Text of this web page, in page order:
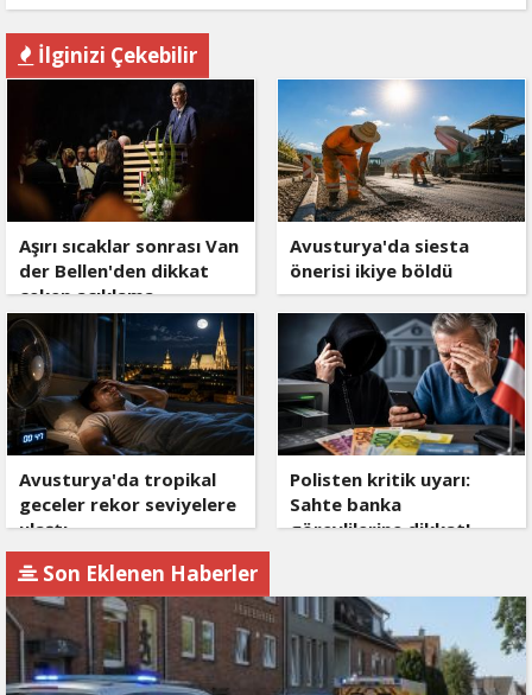
İlginizi Çekebilir
Aşırı sıcaklar sonrası Van
der Bellen'den dikkat
çeken açıklama
Avusturya'da siesta
önerisi ikiye böldü
Avusturya'da tropikal
geceler rekor seviyelere
ulaştı
Polisten kritik uyarı:
Sahte banka
görevlilerine dikkat!
Son Eklenen Haberler